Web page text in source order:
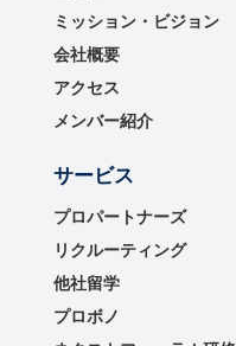
ミッション・ビジョン
会社概要
アクセス
メンバー紹介
サービス
プロパートナーズ
リクルーティング
他社留学
プロボノ